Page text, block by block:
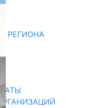
РЕГИОНА